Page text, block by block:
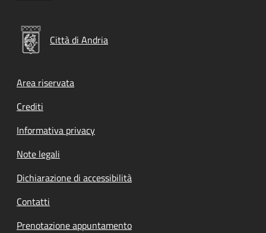
Città di Andria
Footer menu
Area riservata
Crediti
Informativa privacy
Note legali
Dichiarazione di accessibilità
Contatti
Prenotazione appuntamento